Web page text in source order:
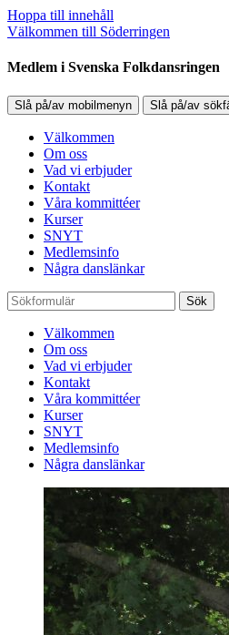
Hoppa till innehåll
Välkommen till Söderringen
Medlem i Svenska Folkdansringen
Slå på/av mobilmenyn Slå på/av
Välkommen
Om oss
Vad vi erbjuder
Kontakt
Våra kommittéer
Kurser
SNYT
Medlemsinfo
Några danslänkar
Sök
Välkommen
Om oss
Vad vi erbjuder
Kontakt
Våra kommittéer
Kurser
SNYT
Medlemsinfo
Några danslänkar